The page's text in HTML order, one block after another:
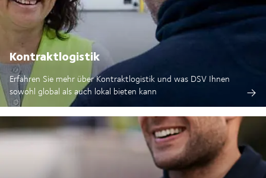
Kontraktlogistik
Erfahren Sie mehr über Kontraktlogistik und was DSV Ihnen
sowohl global als auch lokal bieten kann